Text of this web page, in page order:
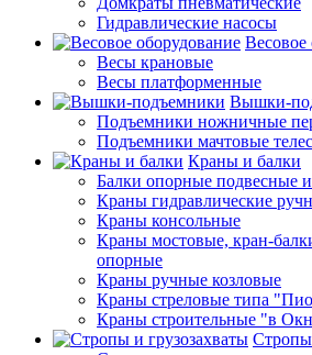
Гидравлические насосы
Весовое
Весы крановые
Весы платформенные
Вышки-
Подъемники ножничные
Подъемники мачтовые
Краны и балки
Балки опорные подвесные
Краны гидравлические
Краны консольные
Краны мостовые, кран-
опорные
Краны ручные козловые
Краны стреловые типа
Краны строительные "в
Стропы